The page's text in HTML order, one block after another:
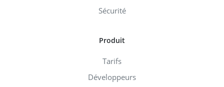
Sécurité
Produit
Tarifs
Développeurs